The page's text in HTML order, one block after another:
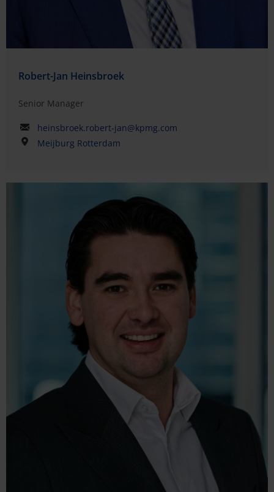
Robert-Jan Heinsbroek
Senior Manager
heinsbroek.robert-jan@kpmg.com
Meijburg Rotterdam